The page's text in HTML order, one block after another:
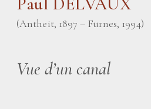
(Antheit, 1897 – Furnes, 1994)
Vue d’un canal